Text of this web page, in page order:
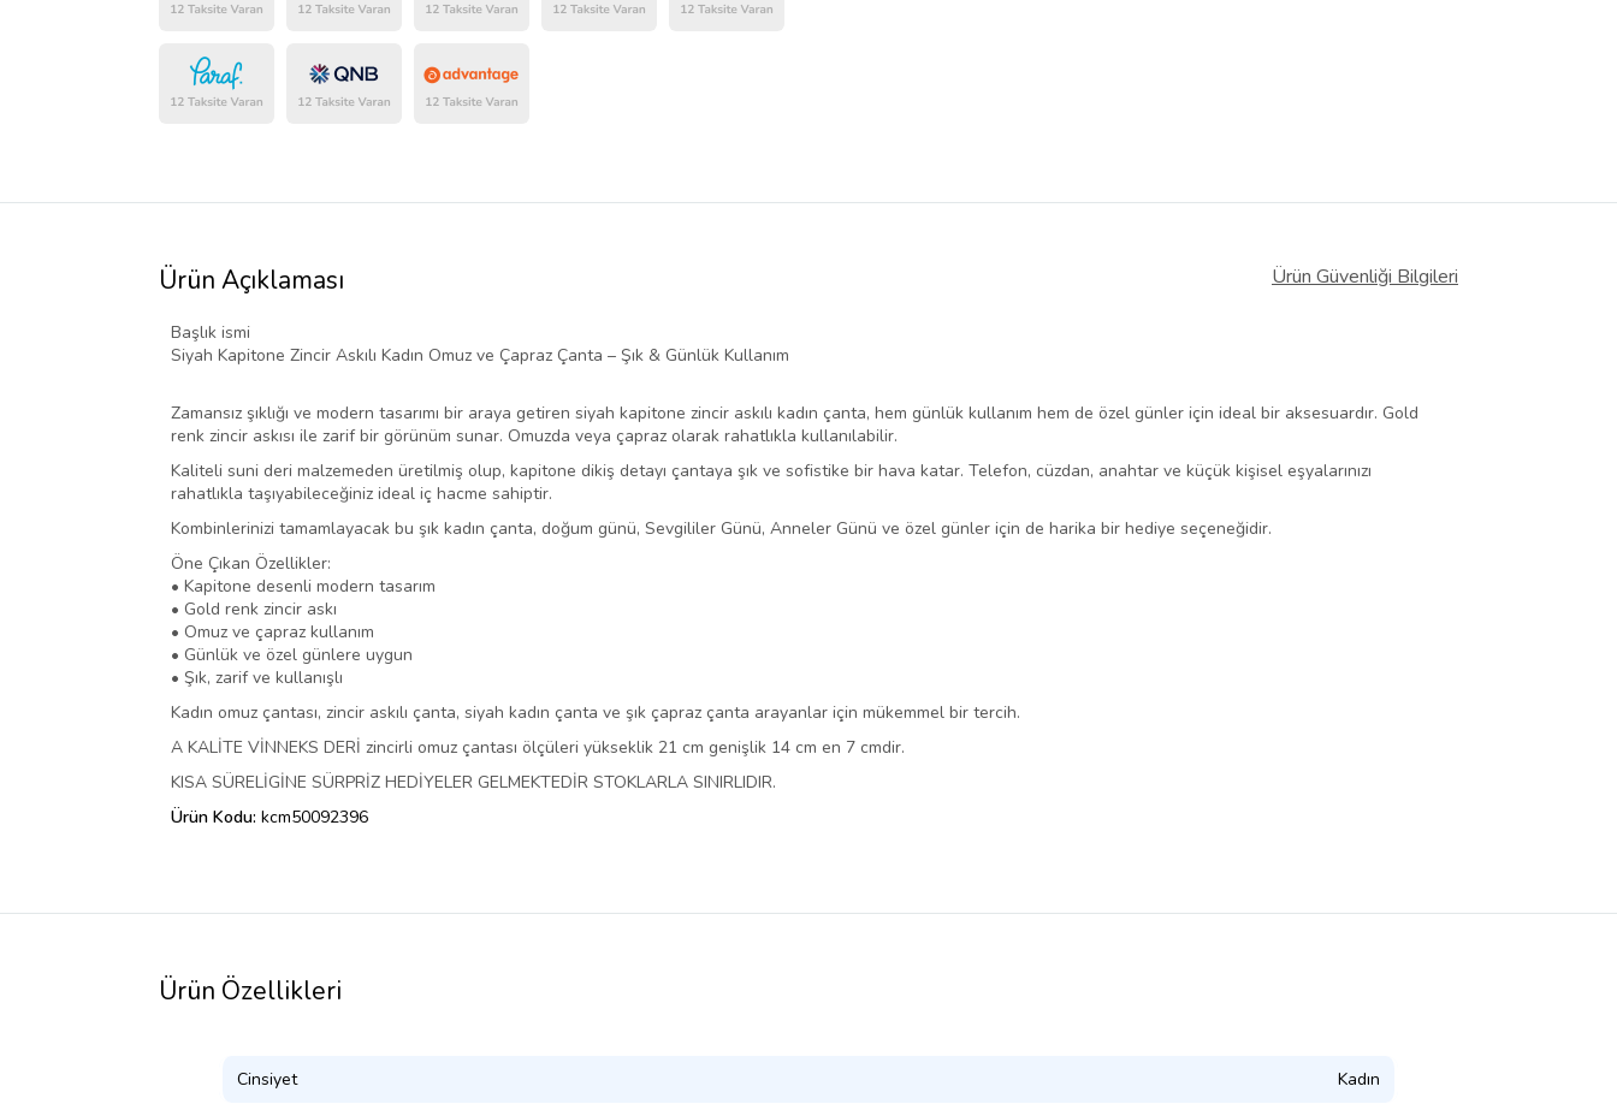
Ürün Açıklaması Ürün Güvenliği Bilgileri
Başlık ismi
Siyah Kapitone Zincir Askılı Kadın Omuz ve Çapraz Çanta – Şık & Günlük Kullanım
Zamansız şıklığı ve modern tasarımı bir araya getiren siyah kapitone zincir askılı kadın çanta, hem günlük kullanım hem de özel günler için ideal bir aksesuardır. Gold
renk zincir askısı ile zarif bir görünüm sunar. Omuzda veya çapraz olarak rahatlıkla kullanılabilir.
Kaliteli suni deri malzemeden üretilmiş olup, kapitone dikiş detayı çantaya şık ve sofistike bir hava katar. Telefon, cüzdan, anahtar ve küçük kişisel eşyalarınızı
rahatlıkla taşıyabileceğiniz ideal iç hacme sahiptir.
Kombinlerinizi tamamlayacak bu şık kadın çanta, doğum günü, Sevgililer Günü, Anneler Günü ve özel günler için de harika bir hediye seçeneğidir.
Öne Çıkan Özellikler:
• Kapitone desenli modern tasarım
• Gold renk zincir askı
• Omuz ve çapraz kullanım
• Günlük ve özel günlere uygun
• Şık, zarif ve kullanışlı
Kadın omuz çantası, zincir askılı çanta, siyah kadın çanta ve şık çapraz çanta arayanlar için mükemmel bir tercih.
A KALİTE VİNNEKS DERİ zincirli omuz çantası ölçüleri yükseklik 21 cm genişlik 14 cm en 7 cmdir.
KISA SÜRELİGİNE SÜRPRİZ HEDİYELER GELMEKTEDİR STOKLARLA SINIRLIDIR.
Ürün Kodu: kcm50092396
Ürün Özellikleri
Cinsiyet Kadın